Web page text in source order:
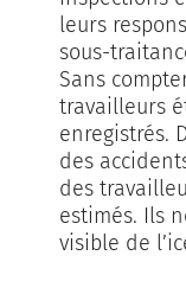
leurs
sous-
Sans
travailleurs
enregistrés.
des
des
estimés. Ils
visible de